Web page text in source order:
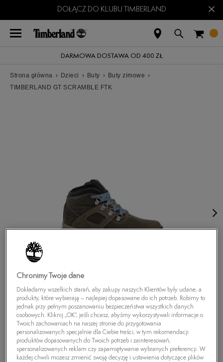
DOŁĄCZ DO KLUBU TIMBERLAND ×
DARMOWA DOSTAWA OD 400 ZŁ
Strona główna › Dzieci › Buty › Buty zimowe ›
TIMBERLAND GT SCRAMBLE FTK
Chronimy Twoje dane
Dokładamy wszelkich starań, aby zakupy naszych Klientów były udane, a
produkty, które wybierają – najlepiej dopasowane do ich potrzeb. Robimy to
jednak przy pełnym poszanowaniu bezpieczeństwa wszystkich danych
osobowych. Kliknij „OK”, jeśli chcesz, abyśmy wykorzystywali informacje o
Twoich zachowaniach na naszej stronie do przygotowania
personalizowanych specjalnie dla Ciebie treści, w tym rekomendacji
produktów dopasowanych do Twoich potrzeb i zainteresowań,
spersonalizowanych reklam czy zapamiętywanie wybranych preferencji. W
każdej chwili możesz zmienić swoją decyzję i ustawienia dotyczące plików